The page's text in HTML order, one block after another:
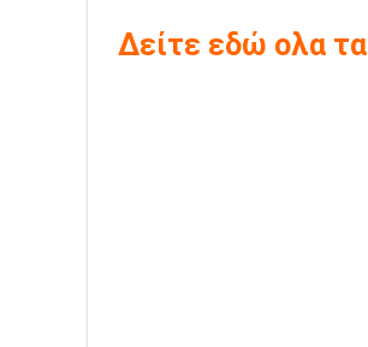
Δείτε εδώ ολα τα